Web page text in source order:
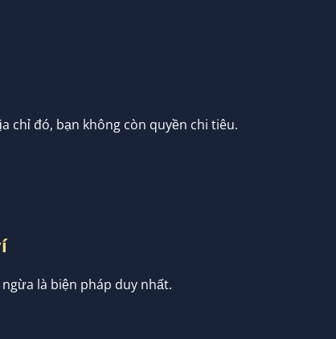
chỉ đó, bạn không còn quyền chi tiêu.
là biện pháp duy nhất.